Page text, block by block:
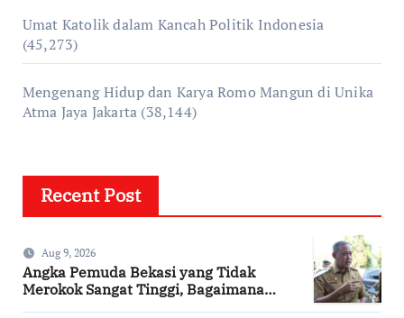
Umat Katolik dalam Kancah Politik Indonesia
(45,273)
Mengenang Hidup dan Karya Romo Mangun di Unika
Atma Jaya Jakarta (38,144)
Recent Post
Aug 9, 2026
Angka Pemuda Bekasi yang Tidak
Merokok Sangat Tinggi, Bagaimana